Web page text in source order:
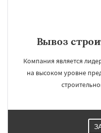
Вывоз
Компания является
на высоком уровне